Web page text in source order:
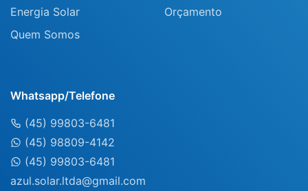
Energia Solar
Quem Somos
Orçamento
Whatsapp/Telefone
(45) 99803-6481
(45) 98809-4142
(45) 99803-6481
azul.solar.ltda@gmail.com